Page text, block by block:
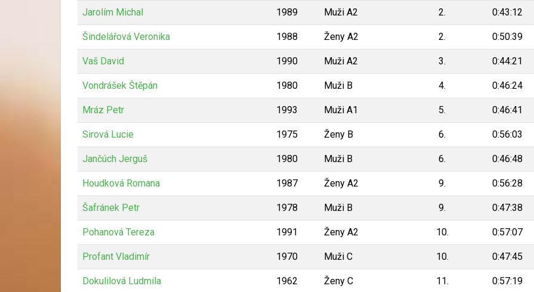
Jarolím Michal 1989 Muži A2 2. 0:43:12
Šindelářová Veronika 1988 Ženy A2 2. 0:50:39
Vaš David 1990 Muži A2 3. 0:44:21
Vondrášek Štěpán 1980 Muži B 4. 0:46:24
Mráz Petr 1993 Muži A1 5. 0:46:41
Sirová Lucie 1975 Ženy B 6. 0:56:03
Jančúch Jerguš 1980 Muži B 6. 0:46:48
Houdková Romana 1987 Ženy A2 9. 0:56:28
Šafránek Petr 1978 Muži B 9. 0:47:38
Pohanová Tereza 1991 Ženy A2 10. 0:57:07
Profant Vladimír 1970 Muži C 10. 0:47:45
Dokulilová Ludmila 1962 Ženy C 11. 0:57:19